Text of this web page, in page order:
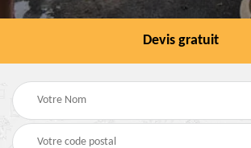
Devis gratuit